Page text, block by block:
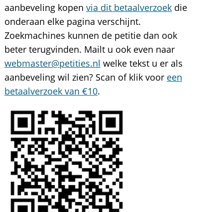
aanbeveling kopen via dit betaalverzoekdie
onderaan elke pagina verschijnt.
Zoekmachines kunnen de petitie dan ook
beter terugvinden. Mailt u ook even naar
webmaster@petities.nl welke tekst u er als
aanbeveling wil zien? Scan of klik voor een
betaalverzoek van €10.